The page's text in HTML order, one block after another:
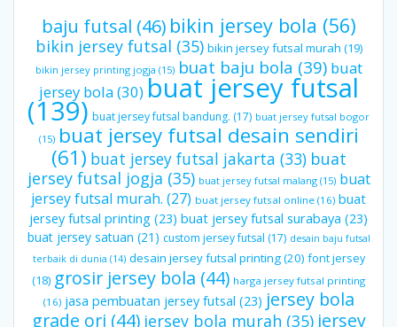
baju futsal (46) bikin jersey bola (56)
bikin jersey futsal (35) bikin jersey futsal murah (19)
bikin jersey printing jogja (15) buat baju bola (39) buat
jersey bola(30)buat jersey futsal
(139) buat jersey futsal bandung. (17) buat jersey futsal bogor
(15) buat jersey futsal desain sendiri
(61) buat jersey futsal jakarta (33) buat
jersey futsal jogja (35) buat jersey futsal malang(15) buat
jersey futsal murah. (27) buat jersey futsal online(16) buat
jersey futsal printing (23) buat jersey futsal surabaya (23)
buat jersey satuan (21) custom jersey futsal (17) desain baju futsal
terbaik di dunia (14) desain jersey futsal printing(20) font jersey
(18) grosir jersey bola (44) harga jersey futsal printing
(16) jasa pembuatan jersey futsal (23) jersey bola
grade ori (44) jersey bola murah (35) jersey